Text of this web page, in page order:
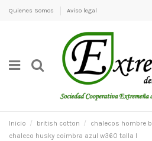
Quienes Somos Aviso legal
Inicio british cotton
chalecos hombre
chaleco husky coimbra azul w360 talla l